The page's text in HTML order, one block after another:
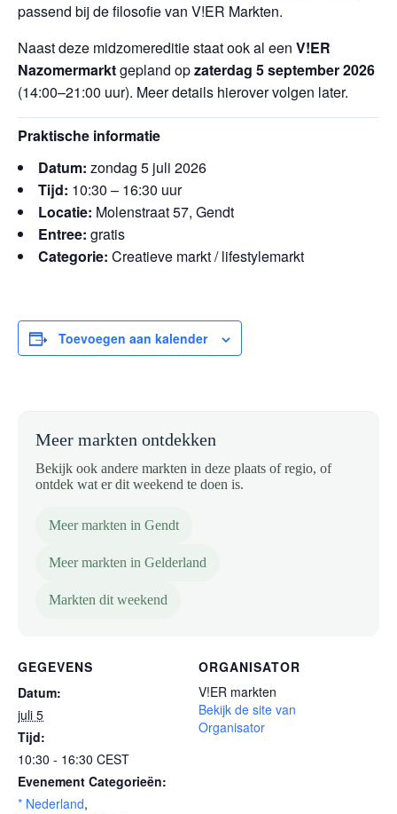
passend bij de filosofie van V!ER Markten.
Naast deze midzomereditie staat ook al een V!ER
Nazomermarktgepland opzaterdag 5 september 2026
(14:00–21:00 uur). Meer details hierover volgen later.
Praktische informatie
Datum: zondag 5 juli 2026
Tijd: 10:30 – 16:30 uur
Locatie: Molenstraat 57, Gendt
Entree: gratis
Categorie: Creatieve markt / lifestylemarkt
Toevoegen aan kalender
Meer markten ontdekken
Bekijk ook andere markten in deze plaats of regio, of
ontdek wat er dit weekend te doen is.
Meer markten in Gendt
Meer markten in Gelderland
Markten dit weekend
GEGEVENS
Datum:
juli 5
Tijd:
10:30 - 16:30 CEST
Evenement Categorieën:
* Nederland,
ORGANISATOR
V!ER markten
Bekijk de site van
Organisator